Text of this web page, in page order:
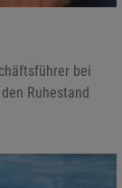
bei
Ruhestand